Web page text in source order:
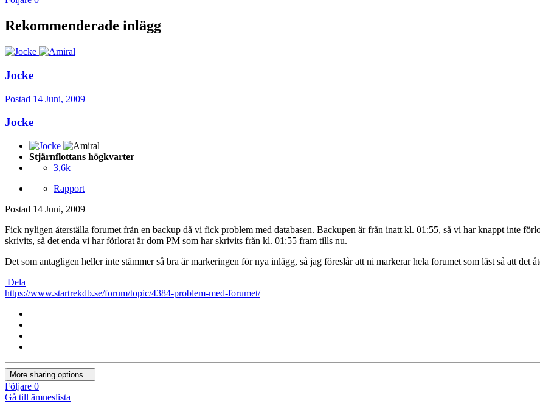
Rekommenderade inlägg
Jocke
Postad 14 Juni, 2009
Jocke
Stjärnflottans högkvarter
3,6k
Rapport
Postad 14 Juni, 2009
Fick nyligen återställa forumet från en backup då vi fick problem med databasen. Backupen är från inatt kl. 01:55, så vi har knappt inte
skrivits, så det enda vi har förlorat är dom PM som har skrivits från kl. 01:55 fram tills nu.
Det som antagligen heller inte stämmer så bra är markeringen för nya inlägg, så jag föreslår att ni markerar hela forumet som läst så att det
Dela
https://www.startrekdb.se/forum/topic/4384-problem-med-forumet/
More sharing options...
Följare 0
Gå till ämneslista